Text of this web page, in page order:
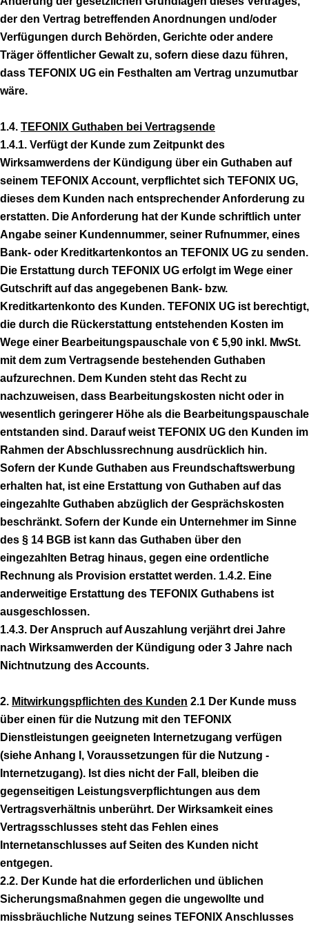
der den Vertrag betreffenden Anordnungen und/oder
Verfügungen durch Behörden, Gerichte oder andere
Träger öffentlicher Gewalt zu, sofern diese dazu führen,
dass TEFONIX UG ein Festhalten am Vertrag unzumutbar
wäre.
1.4. TEFONIX Guthaben bei Vertragsende
1.4.1. Verfügt der Kunde zum Zeitpunkt des
Wirksamwerdens der Kündigung über ein Guthaben auf
seinem TEFONIX Account, verpflichtet sich TEFONIX UG,
dieses dem Kunden nach entsprechender Anforderung zu
erstatten. Die Anforderung hat der Kunde schriftlich unter
Angabe seiner Kundennummer, seiner Rufnummer, eines
Bank- oder Kreditkartenkontos an TEFONIX UG zu senden.
Die Erstattung durch TEFONIX UG erfolgt im Wege einer
Gutschrift auf das angegebenen Bank- bzw.
Kreditkartenkonto des Kunden. TEFONIX UG ist berechtigt,
die durch die Rückerstattung entstehenden Kosten im
Wege einer Bearbeitungspauschale von € 5,90 inkl. MwSt.
mit dem zum Vertragsende bestehenden Guthaben
aufzurechnen. Dem Kunden steht das Recht zu
nachzuweisen, dass Bearbeitungskosten nicht oder in
wesentlich geringerer Höhe als die Bearbeitungspauschale
entstanden sind. Darauf weist TEFONIX UG den Kunden im
Rahmen der Abschlussrechnung ausdrücklich hin.
Sofern der Kunde Guthaben aus Freundschaftswerbung
erhalten hat, ist eine Erstattung von Guthaben auf das
eingezahlte Guthaben abzüglich der Gesprächskosten
beschränkt. Sofern der Kunde ein Unternehmer im Sinne
des § 14 BGB ist kann das Guthaben über den
eingezahlten Betrag hinaus, gegen eine ordentliche
Rechnung als Provision erstattet werden. 1.4.2. Eine
anderweitige Erstattung des TEFONIX Guthabens ist
ausgeschlossen.
1.4.3. Der Anspruch auf Auszahlung verjährt drei Jahre
nach Wirksamwerden der Kündigung oder 3 Jahre nach
Nichtnutzung des Accounts.
2. Mitwirkungspflichten des Kunden 2.1 Der Kunde muss
über einen für die Nutzung mit den TEFONIX
Dienstleistungen geeigneten Internetzugang verfügen
(siehe Anhang I, Voraussetzungen für die Nutzung -
Internetzugang). Ist dies nicht der Fall, bleiben die
gegenseitigen Leistungsverpflichtungen aus dem
Vertragsverhältnis unberührt. Der Wirksamkeit eines
Vertragsschlusses steht das Fehlen eines
Internetanschlusses auf Seiten des Kunden nicht
entgegen.
2.2. Der Kunde hat die erforderlichen und üblichen
Sicherungsmaßnahmen gegen die ungewollte und
missbräuchliche Nutzung seines TEFONIX Anschlusses